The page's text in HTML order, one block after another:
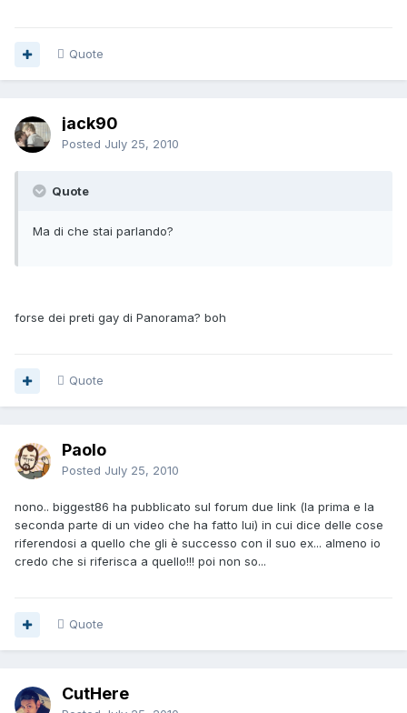
Quote
jack90
Posted July 25, 2010
Quote
Ma di che stai parlando?
forse dei preti gay di Panorama? boh
Quote
Paolo
Posted July 25, 2010
nono.. biggest86 ha pubblicato sul forum due link (la prima e la
seconda parte di un video che ha fatto lui) in cui dice delle cose
riferendosi a quello che gli è successo con il suo ex... almeno io
credo che si riferisca a quello!!! poi non so...
Quote
CutHere